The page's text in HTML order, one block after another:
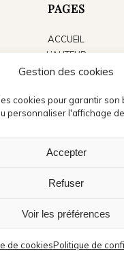
Gestion des cookies
cookies pour garantir son
personnaliser l'affichage
Accepter
Refuser
Voir les préférences
de cookiesPolitique de
PAGES
ACCUEIL
L’AUTEUR
LES LIVRES
ACTUALITÉS
PRESSE
Cosson - Crédits photo accueil :
de confidentialité